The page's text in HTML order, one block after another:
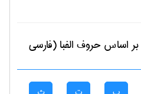
بر اساس حروف الفبا (فارسی